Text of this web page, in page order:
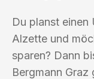
Du planst einen
Alzette und
sparen? Dann
Bergmann